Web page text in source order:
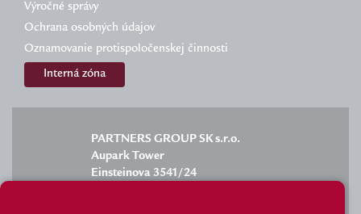
Výročné správy
Ochrana osobných údajov
Oznamovanie protispoločenskej činnosti
Interná zóna
PARTNERS GROUP SK s.r.o.
Aupark Tower
Einsteinova 3541/24